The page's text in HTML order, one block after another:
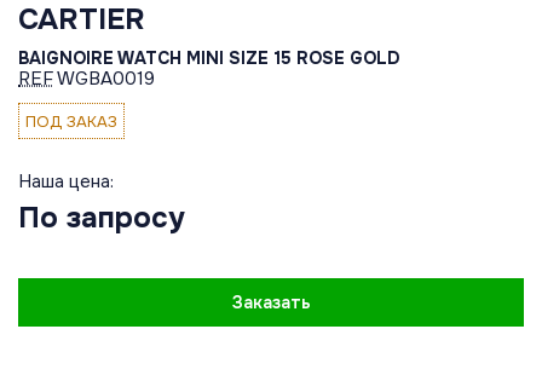
CARTIER
BAIGNOIRE WATCH MINI SIZE 15 ROSE GOLD
REFWGBA0019
ПОД ЗАКАЗ
Наша цена:
По запросу
Заказать